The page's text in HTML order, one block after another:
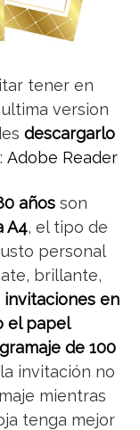
tener en
version
descargarlo
Adobe Reader
años son
A4, el tipo de
personal
brillante,
invitaciones en
el papel
gramaje de 100
invitación no
mientras
tenga mejor